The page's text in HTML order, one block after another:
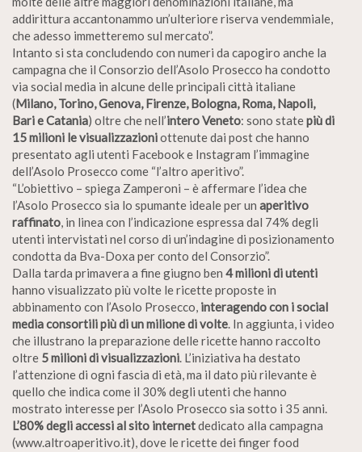
addirittura accantonammo un’ulteriore riserva vendemmiale,
che adesso immetteremo sul mercato”.
Intanto si sta concludendo con numeri da capogiro anche la
campagna che il Consorzio dell’Asolo Prosecco ha condotto
via social media in alcune delle principali città italiane
(Milano, Torino, Genova, Firenze, Bologna, Roma, Napoli,
Bari e Catania) oltre che nell’intero Veneto: sono statepiù di
15 milioni le visualizzazioniottenute dai post che hanno
presentato agli utenti Facebook e Instagram l’immagine
dell’Asolo Prosecco come “l’altro aperitivo”.
“L’obiettivo – spiega Zamperoni – è affermare l’idea che
l’Asolo Prosecco sia lo spumante ideale per un aperitivo
raffinato, in linea con l’indicazione espressa dal 74% degli
utenti intervistati nel corso di un’indagine di posizionamento
condotta da Bva-Doxa per conto del Consorzio”.
Dalla tarda primavera a fine giugno ben 4 milioni di utenti
hanno visualizzato più volte le ricette proposte in
abbinamento con l’Asolo Prosecco, interagendo con i social
media consortili più di un milione di volte. In aggiunta, i video
che illustrano la preparazione delle ricette hanno raccolto
oltre 5 milioni di visualizzazioni. L’iniziativa ha destato
l’attenzione di ogni fascia di età, ma il dato più rilevante è
quello che indica come il 30% degli utenti che hanno
mostrato interesse per l’Asolo Prosecco sia sotto i 35 anni.
L’80% degli accessi al sito internetdedicato alla campagna
(www.altroaperitivo.it), dove le ricette dei finger food